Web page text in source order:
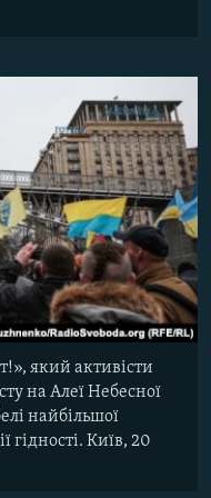
який активісти
на Алеї Небесної
найбільшої
гідності. Київ, 20